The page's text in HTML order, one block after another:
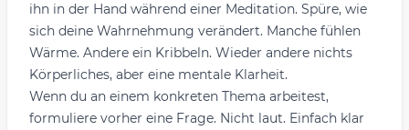
ihn in der Hand während einer Meditation. Spüre, wie
sich deine Wahrnehmung verändert. Manche fühlen
Wärme. Andere ein Kribbeln. Wieder andere nichts
Körperliches, aber eine mentale Klarheit.
Wenn du an einem konkreten Thema arbeitest,
formuliere vorher eine Frage. Nicht laut. Einfach klar